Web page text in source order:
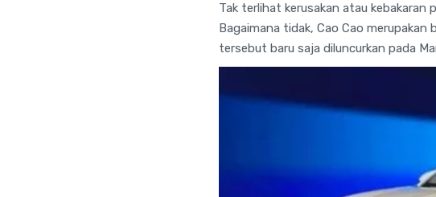
Tak terlihat kerusakan atau kebakaran
Bagaimana tidak, Cao Cao merupakan
tersebut baru saja diluncurkan pada